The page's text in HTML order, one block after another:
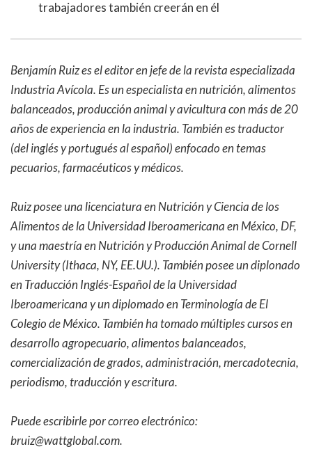
trabajadores también creerán en él
Benjamín Ruiz es el editor en jefe de la revista especializada
Industria Avícola. Es un especialista en nutrición, alimentos
balanceados, producción animal y avicultura con más de 20
años de experiencia en la industria. También es traductor
(del inglés y portugués al español) enfocado en temas
pecuarios, farmacéuticos y médicos.
Ruiz posee una licenciatura en Nutrición y Ciencia de los
Alimentos de la Universidad Iberoamericana en México, DF,
y una maestría en Nutrición y Producción Animal de Cornell
University (Ithaca, NY, EE.UU.). También posee un diplonado
en Traducción Inglés-Español de la Universidad
Iberoamericana y un diplomado en Terminología de El
Colegio de México. También ha tomado múltiples cursos en
desarrollo agropecuario, alimentos balanceados,
comercialización de grados, administración, mercadotecnia,
periodismo, traducción y escritura.
Puede escribirle por correo electrónico:
bruiz@wattglobal.com.